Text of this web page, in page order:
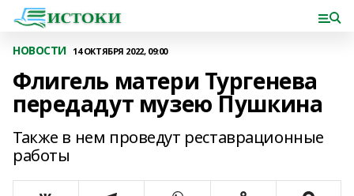
НОВОСТИ 14 ОКТЯБРЯ 2022, 09:00
Флигель матери Тургенева
передадут музею Пушкина
Также в нем проведут реставрационные
работы